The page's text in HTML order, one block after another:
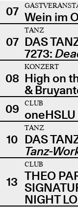
07 Wein im
07
TANZ
DAS
7273:
08
KONZERT
High on
&
09
CLUB
10
TANZ
DAS
Tanz-
13
CLUB
THEO
NIGHT